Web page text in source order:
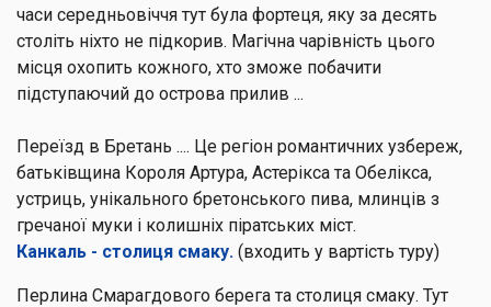
часи середньовіччя тут була фортеця, яку за десять
століть ніхто не підкорив. Магічна чарівність цього
місця охопить кожного, хто зможе побачити
підступаючий до острова прилив ...
Переїзд в Бретань .... Це регіон романтичних узбереж,
батьківщина Короля Артура, Астерікса та Обелікса,
устриць, унікального бретонського пива, млинців з
гречаної муки і колишніх піратських міст.
Канкаль - столиця смаку. (входить у вартість туру)
Перлина Смарагдового берега та столиця смаку. Тут